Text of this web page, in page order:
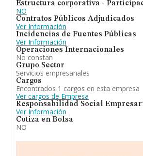
Estructura corporativa -
NO
Contratos Públicos Adjudicados
Ver Información
Incidencias de Fuentes Públicas
Ver Información
Operaciones Internacionales
No constan
Grupo Sector
Servicios empresariales
Cargos
Encontrados 1 cargos en esta empresa
Ver cargos de Empresa
Responsabilidad Social
Ver Información
Cotiza en Bolsa
NO